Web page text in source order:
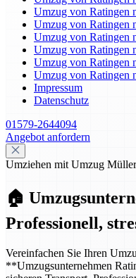
Umzug von Ratingen
Umzug von Ratingen
Umzug von Ratingen
Umzug von Ratingen
Umzug von Ratingen
Umzug von Ratingen
Impressum
Datenschutz
01579-2644094
Angebot anfordern
Umziehen mit Umzug Müller
🏠
Professionell,
Vereinfachen Sie Ihren
**Umzugsunternehmen